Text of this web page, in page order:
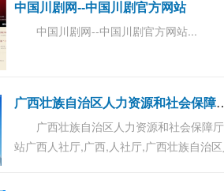
中国川剧网--中国川剧官方网站
中国川剧网--中国川剧官方网站...
西壮族自治区人
广西壮族自治区人力资源和社会保障
站广西人社厅,广西,人社厅,广西壮族自治区